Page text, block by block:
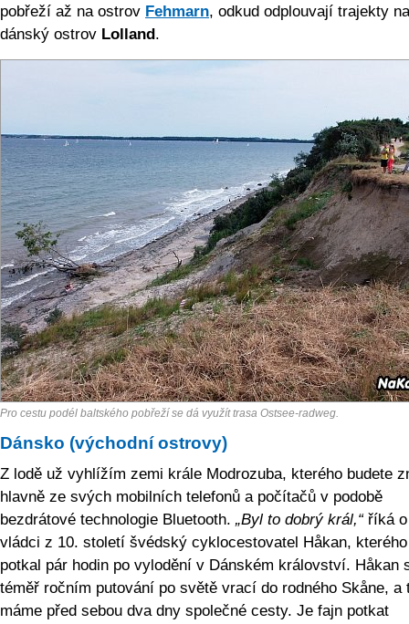
pobřeží až na ostrov Fehmarn, odkud odplouvají trajekty na
dánský ostrov Lolland.
Pro cestu podél baltského pobřeží se dá využít trasa Ostsee-radweg.
Dánsko (východní ostrovy)
Z lodě už vyhlížím zemi krále Modrozuba, kterého budete
hlavně ze svých mobilních telefonů a počítačů v podobě
bezdrátové technologie Bluetooth. „Byl to dobrý král,“říká o
vládci z 10. století švédský cyklocestovatel Håkan,
potkal pár hodin po vylodění v Dánském království. Håkan
téměř ročním putování po světě vrací do rodného Skåne, a
máme před sebou dva dny společné cesty. Je fajn potkat